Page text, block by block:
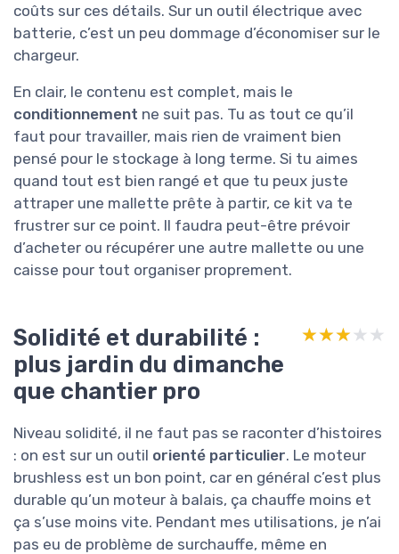
coûts sur ces détails. Sur un outil électrique avec
batterie, c’est un peu dommage d’économiser sur le
chargeur.
En clair, le contenu est complet, mais le
conditionnement ne suit pas. Tu as tout ce qu’il
faut pour travailler, mais rien de vraiment bien
pensé pour le stockage à long terme. Si tu aimes
quand tout est bien rangé et que tu peux juste
attraper une mallette prête à partir, ce kit va te
frustrer sur ce point. Il faudra peut-être prévoir
d’acheter ou récupérer une autre mallette ou une
caisse pour tout organiser proprement.
Solidité et durabilité :
plus jardin du dimanche
que chantier pro
★★★★★
★★★★★
Niveau solidité, il ne faut pas se raconter d’histoires
: on est sur un outil orienté particulier. Le moteur
brushless est un bon point, car en général c’est plus
durable qu’un moteur à balais, ça chauffe moins et
ça s’use moins vite. Pendant mes utilisations, je n’ai
pas eu de problème de surchauffe, même en